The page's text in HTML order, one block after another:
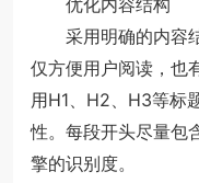
优化内容结构
采用明确的内容结
仅方便用户阅读，也
用H1、H2、H3等标
性。每段开头尽量包
擎的识别度。